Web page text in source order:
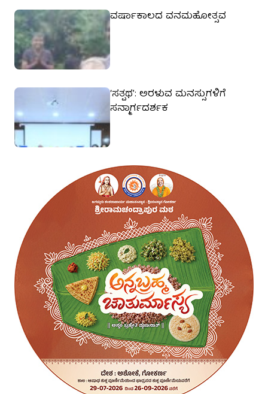
ವರ್ಷಾಕಾಲದ ವನಮಹೋತ್ಸವ
‘ಸತ್ಪಥ’: ಅರಳುವ ಮನಸ್ಸುಗಳಿಗೆ
ಸನ್ಮಾರ್ಗದರ್ಶಕ